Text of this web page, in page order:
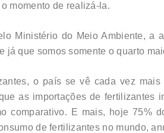
momento de realizá-la.
Ministério do Meio Ambiente,
já que somos somente o quarto
o país se vê cada vez
as importações de fertilizantes
comparativo. E mais, hoje 75%
de fertilizantes no mundo,